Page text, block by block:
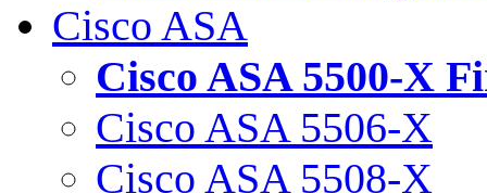
Cisco ASA
Cisco ASA 5500-X
Cisco ASA 5506-X
Cisco ASA 5508-X